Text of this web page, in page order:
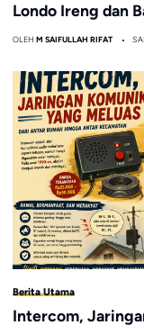
Londo Ireng dan
OLEH M SAIFULLAH RIFAT
Berita Utama
Intercom,